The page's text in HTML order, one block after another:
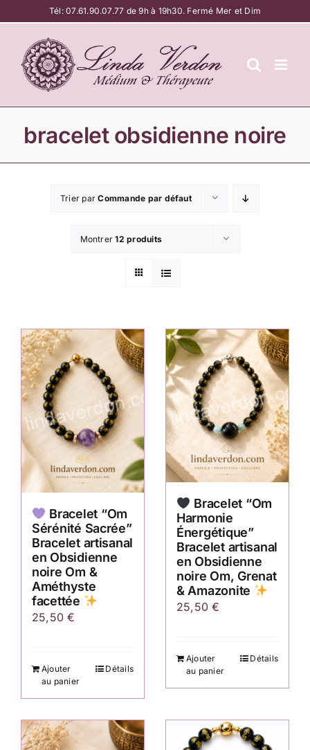
au
contenu
Tél:07.61.90.07.77 de 9h à 19h30. Fermé Mer et Dim
bracelet obsidienne noire
Trier parCommande par défaut
Montrer12 produits
Bracelet “Om
Sérénité Sacrée”
Bracelet artisanal
en Obsidienne
noire Om &
Améthyste
facettée
25,50€
Ajouter
au panier
Détails
Bracelet “Om
Harmonie
Énergétique”
Bracelet artisanal
en Obsidienne
noire Om, Grenat
& Amazonite
25,50€
Ajouter
au panier
Détails